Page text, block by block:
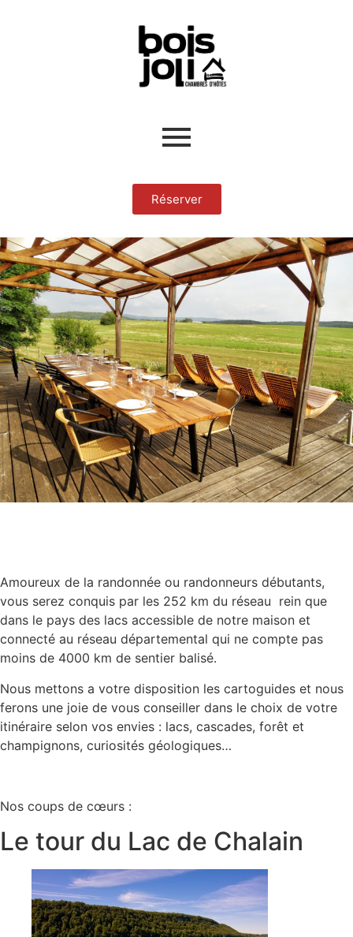
Réserver
Amoureux de la randonnée ou randonneurs débutants,
vous serez conquis par les 252 km du réseau rein que
dans le pays des lacs accessible de notre maison et
connecté au réseau départemental qui ne compte pas
moins de 4000 km de sentier balisé.
Nous mettons a votre disposition les cartoguides et nous
ferons une joie de vous conseiller dans le choix de votre
itinéraire selon vos envies : lacs, cascades, forêt et
champignons, curiosités géologiques…
Nos coups de cœurs :
Le tour du Lac de Chalain